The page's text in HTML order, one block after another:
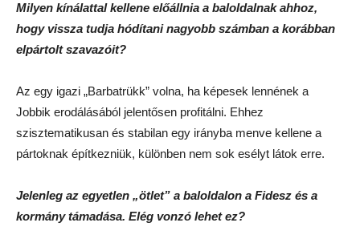
Milyen kínálattal kellene előállnia a baloldalnak ahhoz,
hogy vissza tudja hódítani nagyobb számban a korábban
elpártolt szavazóit?
Az egy igazi „Barbatrükk” volna, ha képesek lennének a
Jobbik erodálásából jelentősen profitálni. Ehhez
szisztematikusan és stabilan egy irányba menve kellene a
pártoknak építkezniük, különben nem sok esélyt látok erre.
Jelenleg az egyetlen „ötlet” a baloldalon a Fidesz és a
kormány támadása. Elég vonzó lehet ez?